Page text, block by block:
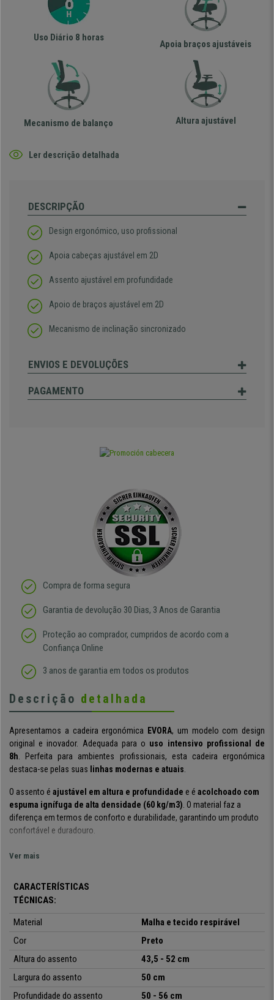
Uso Diário 8 horas
Apoia braços ajustáveis
Mecanismo de balanço Altura ajustável
Ler descrição detalhada
DESCRIPÇÃO
Design ergonómico, uso profissional
Apoia cabeças ajustável em 2D
Assento ajustável em profundidade
Apoio de braços ajustável em 2D
Mecanismo de inclinação sincronizado
ENVIOS E DEVOLUÇÕES
PAGAMENTO
Compra de forma segura
Garantia de devolução 30 Dias, 3 Anos de Garantia
Proteção ao comprador, cumpridos de acordo com a
Confiança Online
3 anos de garantia em todos os produtos
Descrição detalhada
Apresentamos a cadeira ergonómica EVORA, um modelo com design
original e inovador. Adequada para o uso intensivo profissional de
8h . Perfeita para ambientes profissionais, esta cadeira ergonómica
destaca-se pelas suas linhas modernas e atuais
O assento é ajustável em altura e profundidade e é acolchoado com
espuma ignífuga de alta densidade (60 kg/m3) . O material faz a
diferença em termos de conforto e durabilidade, garantindo um produto
confortável e duradouro.
Oencosto possui suporte lomba
conforto absoluto.
foi pensado para lhe oferecer uma cadeira confortável, de qualidade e
com design, como pode verificar pelo detalhe em
resistente e robusta
. Além disso, confere um toque elegante que nunca
é demais.
Ver mais
CARACTERÍSTICAS
TÉCNICAS:
Material
Malha e tecido respirável
Cor
Preto
Altura do assento
43,5 - 52 cm
Largura do assento
50 cm
Profundidade do assento
50 - 56 cm